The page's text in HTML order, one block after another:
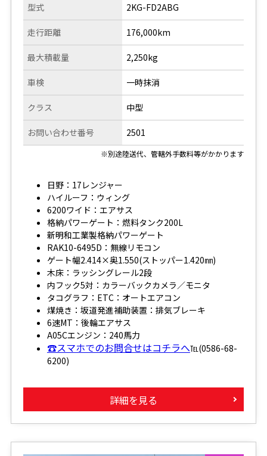
型式
走行距離
2KG-FD2ABG
176,000km
最大積載量
車検
クラス
お問い合わせ番号
2,250kg
一時抹消
中型
2501
※別途陸送代、管轄外手数料等がかかります
日野：17レンジャー
ハイルーフ：ウィング
6200ワイド：エアサス
格納パワーゲート：燃料タンク200L
新明和工業製格納パワーゲート
RAK10-6495D：無線リモコン
ゲート幅2.414×奥1.550(ストッパー1.420㎜)
木床：ラッシングレール2段
内フック5対：カラーバックカメラ／モニタ
タコグラフ：ETC：オートエアコン
煤焼き：坂道発進補助装置：排気ブレーキ
6速MT：後輪エアサス
A05Cエンジン：240馬力
☎スマホでのお問合せはコチラへ℡(0586-68-
6200)
詳細を見る